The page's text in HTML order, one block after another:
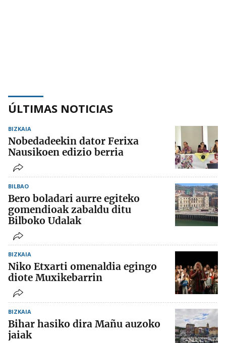
ÚLTIMAS NOTICIAS
BIZKAIA
Nobedadeekin dator Ferixa
Nausikoen edizio berria
BILBAO
Bero boladari aurre egiteko
gomendioak zabaldu ditu
Bilboko Udalak
BIZKAIA
Niko Etxarti omenaldia egingo
diote Muxikebarrin
BIZKAIA
Bihar hasiko dira Mañu auzoko
jaiak